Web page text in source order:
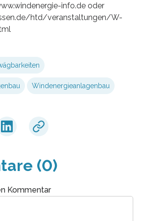
info.de oder
htd/veranstaltungen/W-
Windenergieanlagenbau
(0)
Kommentar